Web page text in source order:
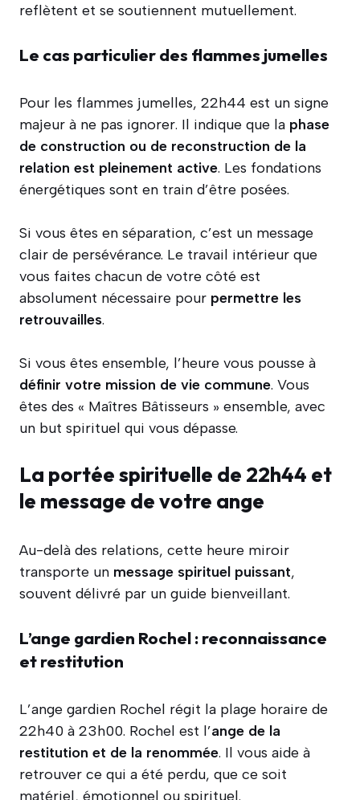
reflètent et se soutiennent mutuellement.
Le cas particulier des flammes jumelles
Pour les flammes jumelles, 22h44 est un signe
majeur à ne pas ignorer. Il indique que la phase
de construction ou de reconstruction de la
relation est pleinement active. Les fondations
énergétiques sont en train d’être posées.
Si vous êtes en séparation, c’est un message
clair de persévérance. Le travail intérieur que
vous faites chacun de votre côté est
absolument nécessaire pour permettre les
retrouvailles.
Si vous êtes ensemble, l’heure vous pousse à
définir votre mission de vie commune. Vous
êtes des « Maîtres Bâtisseurs » ensemble, avec
un but spirituel qui vous dépasse.
La portée spirituelle de 22h44 et
le message de votre ange
Au-delà des relations, cette heure miroir
transporte un message spirituel puissant,
souvent délivré par un guide bienveillant.
L’ange gardien Rochel : reconnaissance
et restitution
L’ange gardien Rochel régit la plage horaire de
22h40 à 23h00. Rochel est l’ange de la
restitution et de la renommée. Il vous aide à
retrouver ce qui a été perdu, que ce soit
matériel, émotionnel ou spirituel.